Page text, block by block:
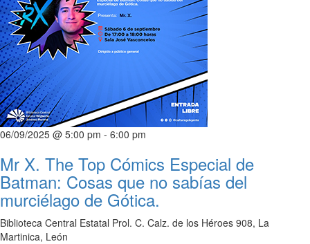
06/09/2025 @ 5:00 pm - 6:00 pm
Mr X. The Top Cómics Especial de
Batman: Cosas que no sabías del
murciélago de Gótica.
Biblioteca Central Estatal Prol. C. Calz. de los Héroes 908, La
Martinica, León